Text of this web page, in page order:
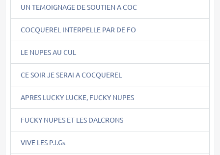
UN TEMOIGNAGE DE SOUTIEN A COC
COCQUEREL INTERPELLE PAR DE FO
LE NUPES AU CUL
CE SOIR JE SERAI A COCQUEREL
APRES LUCKY LUCKE, FUCKY NUPES
FUCKY NUPES ET LES DALCRONS
VIVE LES P.I.Gs